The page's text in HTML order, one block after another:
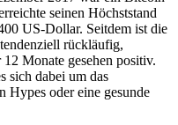
seinen Höchststand
US-Dollar. Seitdem ist die
rückläufig,
Monate gesehen positiv.
sich dabei um das
Hypes oder eine gesunde